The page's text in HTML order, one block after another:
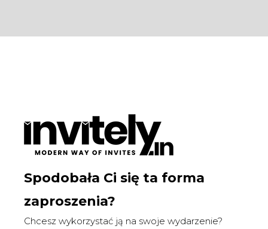
Spodobała Ci się ta forma
zaproszenia?
Chcesz wykorzystać ją na swoje wydarzenie?